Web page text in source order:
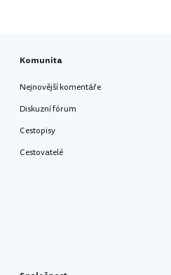
Komunita
Nejnovější komentáře
Diskuzní fórum
Cestopisy
Cestovatelé